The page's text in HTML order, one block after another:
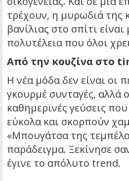
τρέχουν, η μυρωδιά της
βανίλιας στο σπίτι είναι
πολυτέλεια που όλοι
Από την κουζίνα στο
Η νέα μόδα δεν είναι οι
γκουρμέ συνταγές, αλλά
καθημερινές γεύσεις
εύκολα και σκορπούν
«Μπουγάτσα της
παράδειγμα. Ξεκίνησε
έγινε το απόλυτο trend.